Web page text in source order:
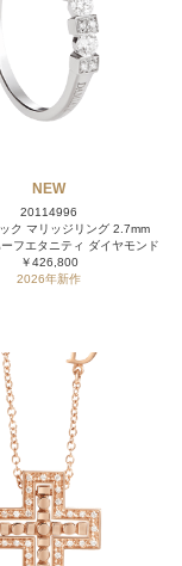
NEW
20114996
ク マリッジリング 2.7mm
フエタニティ ダイヤモンド
￥426,800
2026年新作